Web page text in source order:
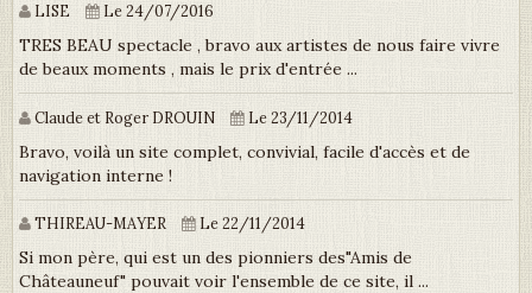
LISE Le 24/07/2016
TRES BEAU spectacle , bravo aux artistes de nous faire vivre
de beaux moments , mais le prix d'entrée ...
Claude et Roger DROUIN Le 23/11/2014
Bravo, voilà un site complet, convivial, facile d'accès et de
navigation interne !
THIREAU-MAYER Le 22/11/2014
Si mon père, qui est un des pionniers des"Amis de
Châteauneuf" pouvait voir l'ensemble de ce site, il ...